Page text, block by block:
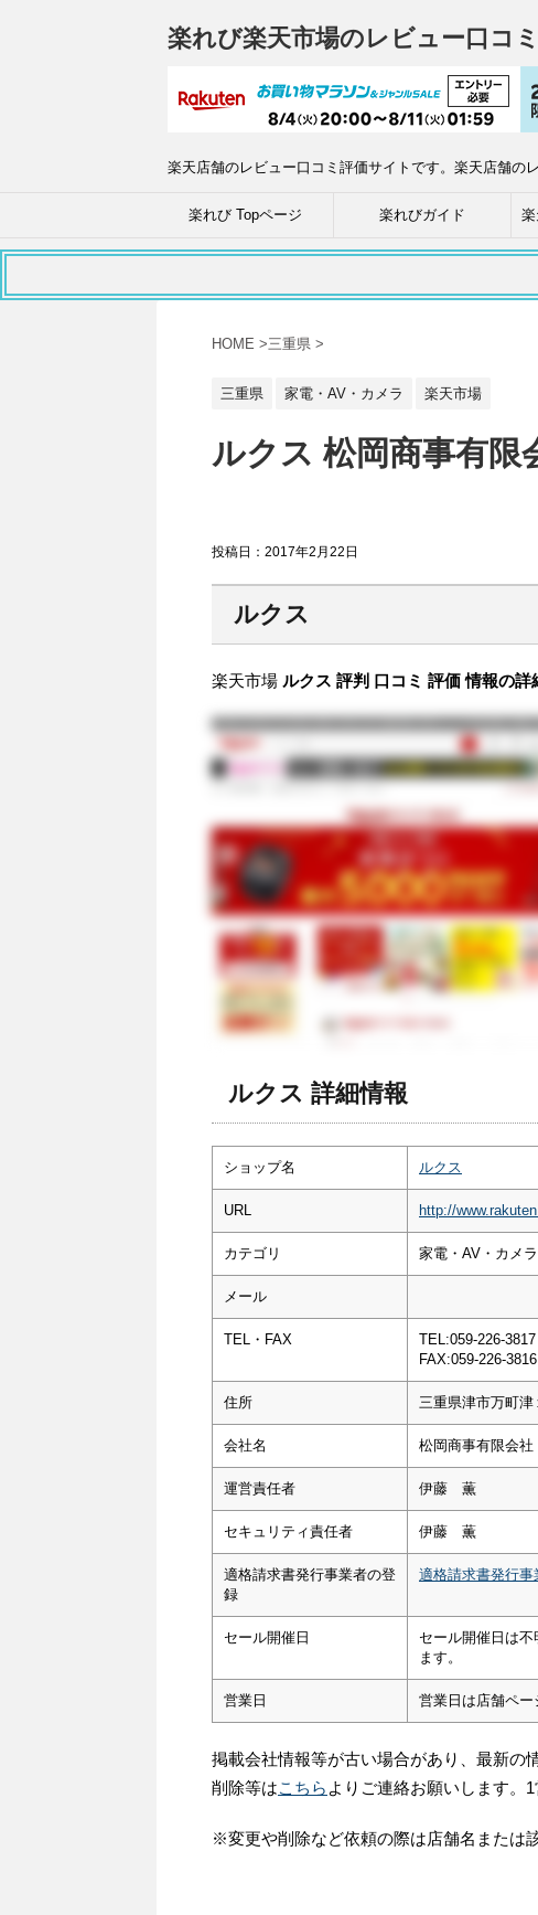
楽れび楽天市場のレビュー口コ
楽天店舗のレビュー口コミ評価サイトです。楽天店舗の
楽れび Topページ 楽れびガイド
HOME >三重県 >
三重県 家電・AV・カメラ 楽天市場
ルクス 松岡商事有限
投稿日： 2017年2月22日
ルクス
楽天市場 ルクス 評判 口コミ 評価 情報の詳
ルクス 詳細情報
ショップ名 ルクス
URL http://
カテゴリ 家電・AV・カメ
メール
TEL・FAX
TEL:059-226-3817
FAX:059-226-3816
住所 三重県津市万町
会社名 松岡商事有限会社
運営責任者 伊藤 薫
セキュリティ責任者 伊藤 薫
適格請求書発行事業者の登
録
適格請求書発行事
セール開催日 セール開催日は
ます。
営業日 営業日は店舗ペー
掲載会社情報等が古い場合があり、最新の
削除等はこちら よりご連絡お願いします。
※変更や削除など依頼の際は店舗名または